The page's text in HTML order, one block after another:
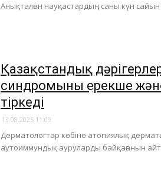
​Анықталған науқастардың саны күн сайын
Қазақстандық
синдромының ерекше
тіркеді
13.08.2025 11:09
Дерматологтар көбіне атопиялық
аутоиммундық ауруларды байқағанын